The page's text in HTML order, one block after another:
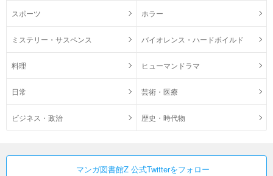
スポーツ ホラー
ミステリー・サスペンス バイオレンス・ハードボイルド
料理 ヒューマンドラマ
日常 芸術・医療
ビジネス・政治 歴史・時代物
マンガ図書館Z 公式Twitterをフォロー